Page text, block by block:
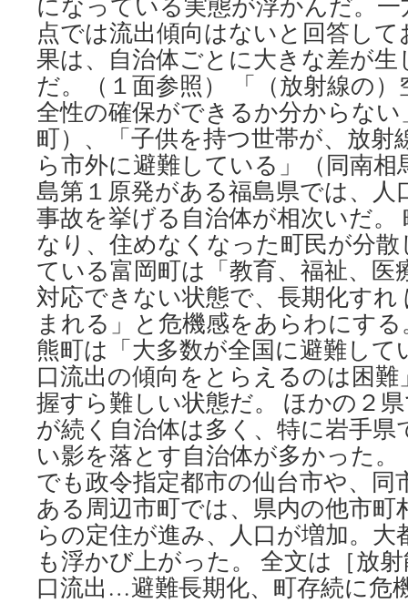
点では流出傾向はないと回答し
果は、自治体ごとに大きな差が
だ。（１面参照） 「（放射線の
全性の確保ができるか分からない
町）、「子供を持つ世帯が、放射
ら市外に避難している」（同南相
島第１原発がある福島県では、人
事故を挙げる自治体が相次いだ。
なり、住めなくなった町民が分
ている富岡町は「教育、福祉、医
対応できない状態で、長期化すれ
まれる」と危機感をあらわにす
熊町は「大多数が全国に避難し
口流出の傾向をとらえるのは困
握すら難しい状態だ。 ほかの２
が続く自治体は多く、特に岩手県
い影を落とす自治体が多かった。
でも政令指定都市の仙台市や、
ある周辺市町では、県内の他市町
らの定住が進み、人口が増加。
も浮かび上がった。 全文は［放
口流出…避難長期化、町存続に危